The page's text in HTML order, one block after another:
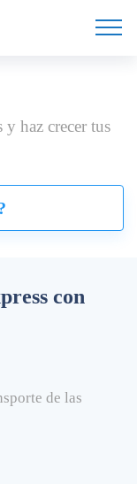
y haz crecer tus
con
de las